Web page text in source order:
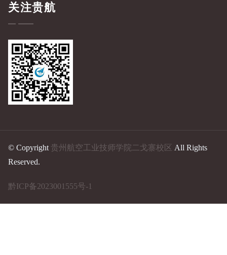
关注贵航
© Copyright 贵州航空工业技师学院二戈寨校区 All Rights
Reserved.
黔ICP备2023001555号-1